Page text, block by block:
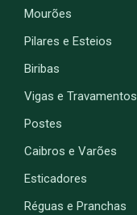
Mourões
Pilares e Esteios
Biribas
Vigas e Travamentos
Postes
Caibros e Varões
Esticadores
Réguas e Pranchas